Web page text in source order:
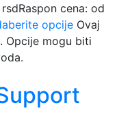
rsdRaspon cena: od
opcije Ovaj
Opcije mogu biti